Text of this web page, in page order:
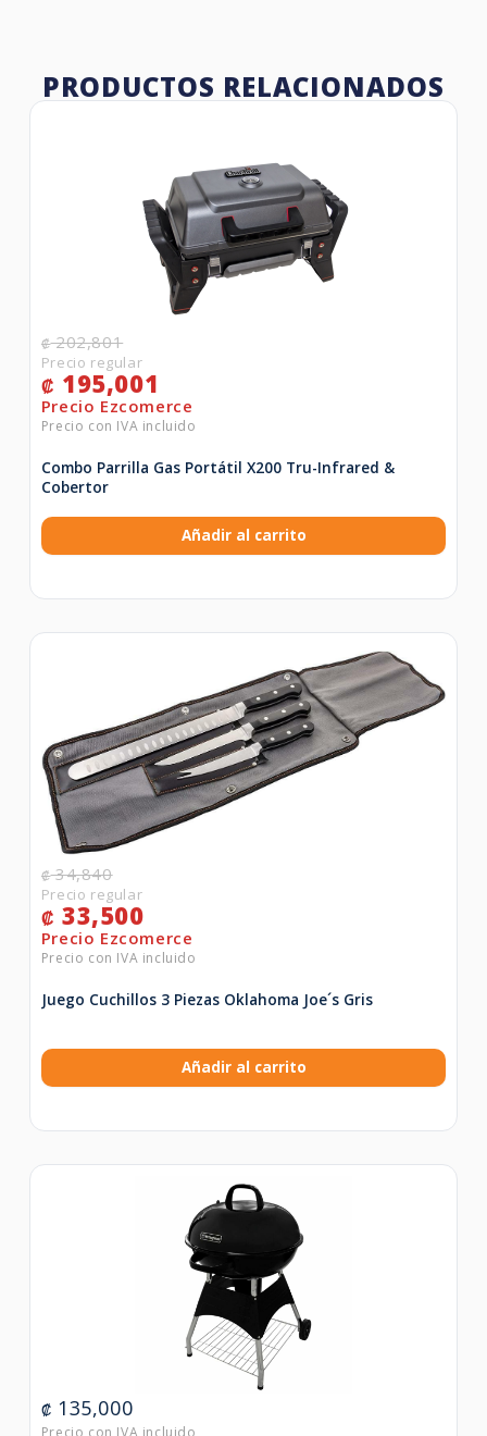
PRODUCTOS RELACIONADOS
₡202,801
₡ 195,001
Combo Parrilla Gas Portátil X200 Tru-Infrared &
Cobertor
Añadir al carrito
₡34,840
₡ 33,500
Juego Cuchillos 3 Piezas Oklahoma Joe´s Gris
Añadir al carrito
₡ 135,000